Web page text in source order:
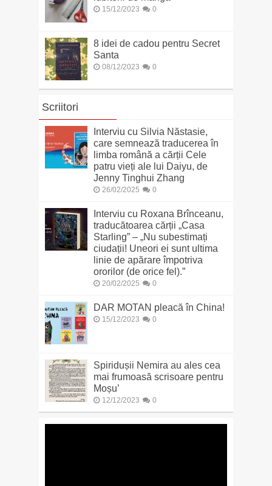
15/12/2023 0
8 idei de cadou pentru Secret
Santa
08/12/2023 0
Scriitori
Interviu cu Silvia Năstasie,
care semnează traducerea în
limba română a cărții Cele
patru vieți ale lui Daiyu, de
Jenny Tinghui Zhang
26/02/2025 0
Interviu cu Roxana Brînceanu,
traducătoarea cărții „Casa
Starling” – „Nu subestimați
ciudații! Uneori ei sunt ultima
linie de apărare împotriva
ororilor (de orice fel).”
20/02/2025 0
DAR MOTAN pleacă în China!
15/12/2023 0
Spiridușii Nemira au ales cea
mai frumoasă scrisoare pentru
Moșu’
12/12/2023 0